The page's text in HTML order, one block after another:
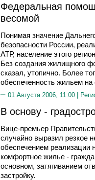
Федеральная
весомой
Понимая значение
безопасности России,
АТР, население этого
Без создания жилищного
сказал, утопично. Более
обеспеченность жильем на
01 Августа 2006, 11:00 |
В основу -
Вице-премьер
случайно выразил резкое
обеспечением реализации
комфортное жилье -
основном, затягиванием
застройку.